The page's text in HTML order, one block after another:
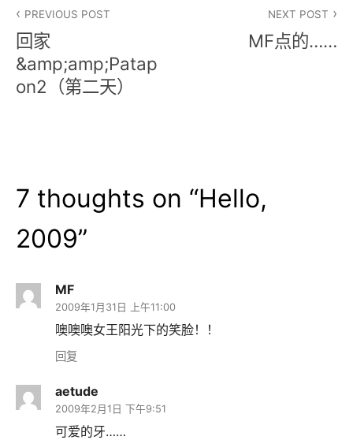
章
导
航
PREVIOUS POST
回家
&amp;amp;Patap
on2（第二天）
NEXT POST
MF点的……
7 thoughts on “Hello,
2009”
MF
2009年1月31日 上午11:00
噢噢噢女王阳光下的笑脸！！
回复
aetude
2009年2月1日 下午9:51
可爱的牙……